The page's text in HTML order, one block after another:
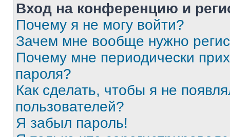
Вход на конференцию и
Почему я не могу войти?
Зачем мне вообще нужно
Почему мне периодически
пароля?
Как сделать, чтобы я не
пользователей?
Я забыл пароль!